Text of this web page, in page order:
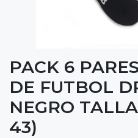
PACK 6
DE FUTBOL
NEGRO
43)